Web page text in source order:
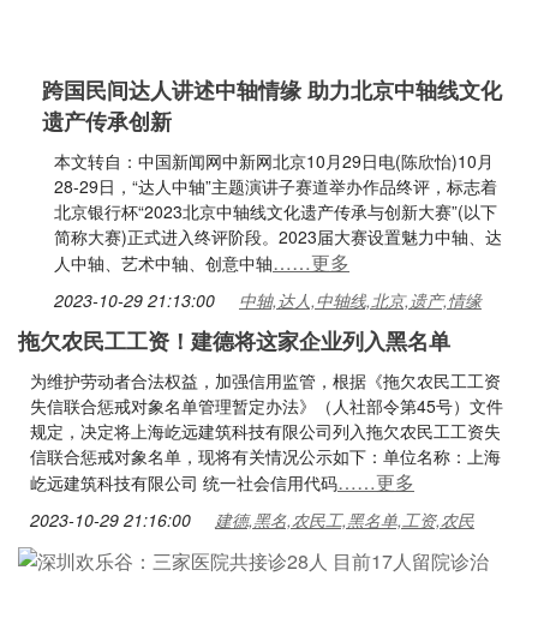
跨国民间达人讲述中轴情缘 助力北京中轴线文化
遗产传承创新
本文转自：中国新闻网中新网北京10月29日电(陈欣怡)10月
28-29日，“达人中轴”主题演讲子赛道举办作品终评，标志着
北京银行杯“2023北京中轴线文化遗产传承与创新大赛”(以下
简称大赛)正式进入终评阶段。2023届大赛设置魅力中轴、达
人中轴、艺术中轴、创意中轴……更多
2023-10-29 21:13:00 中轴,达人,中轴线,北京,遗产,情缘
拖欠农民工工资！建德将这家企业列入黑名单
为维护劳动者合法权益，加强信用监管，根据《拖欠农民工工资
失信联合惩戒对象名单管理暂定办法》（人社部令第45号）文件
规定，决定将上海屹远建筑科技有限公司列入拖欠农民工工资失
信联合惩戒对象名单，现将有关情况公示如下：单位名称：上海
屹远建筑科技有限公司 统一社会信用代码……更多
2023-10-29 21:16:00 建德,黑名,农民工,黑名单,工资,农民